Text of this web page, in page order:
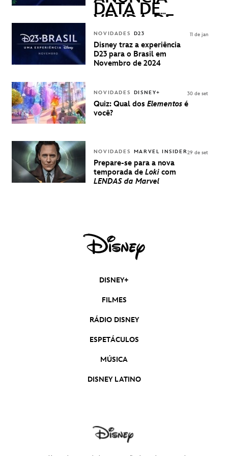
DATA DE
VENDA DE
INGRESSOS
PARA A D23
BRASIL -
UMA
DISNEY
NOVIDADES D23
Disney traz a experiência
D23 para o Brasil em
Novembro de 2024
11 de jan
NOVIDADES DISNEY+
Quiz: Qual dos Elementos é
você?
30 de set
NOVIDADES MARVEL INSIDER
Prepare-se para a nova
temporada de Loki com
LENDAS da Marvel
29 de set
DISNEY+
FILMES
RÁDIO DISNEY
ESPETÁCULOS
MÚSICA
DISNEY LATINO